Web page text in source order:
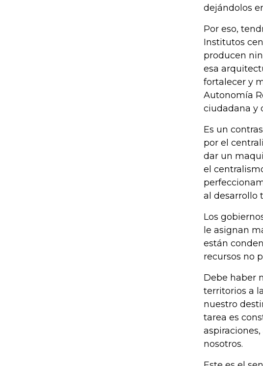
dejándolos
Por eso,
Institutos
producen
esa
fortalecer y
Autonomía
ciudadana y
Es un
por el
dar un
el
al desarrollo
Los
le asignan
están
recursos no
Debe haber
territorios a
nuestro
tarea es
nosotros.